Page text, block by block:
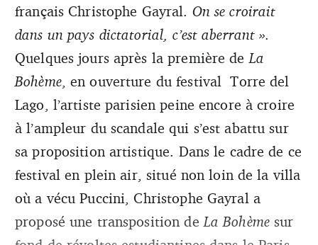
français Christophe Gayral. On se croirait
dans un pays dictatorial, c’est aberrant ».
Quelques jours après la première deLa
Bohème, en ouverture du festival Torre del
Lago, l’artiste parisien peine encore à croire
à l’ampleur du scandale qui s’est abattu sur
sa proposition artistique. Dans le cadre de ce
festival en plein air, situé non loin de la villa
où a vécu Puccini, Christophe Gayral a
proposé une transposition deLa Bohèmesur